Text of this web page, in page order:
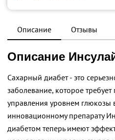
Описание Отзывы
Описание
Сахарный диабет - это
заболевание, которое
управления уровнем глюкозы
инновационному препарату
диабетом теперь имеют